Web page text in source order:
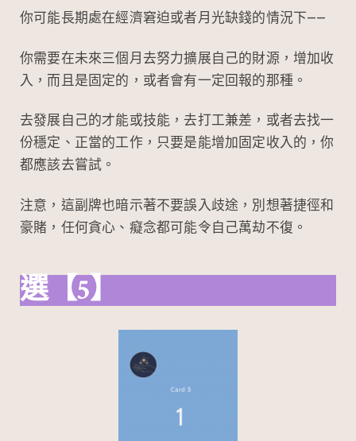
你可能長期處在經濟窘迫或者月光缺錢的情況下——
你需要在未來三個月去努力擴展自己的財源，增加收
入，而且是固定的，或者會有一定回報的那種。
去發展自己的才能或技能，去打工兼差，或者去找一
份穩定、正當的工作，只要是能增加固定收入的，你
都應該去嘗試。
注意，這副牌也暗示著不要誤入歧途，別想著捷徑和
豪賭，任何貪心、癡念都可能令自己萬劫不復。
選【5】